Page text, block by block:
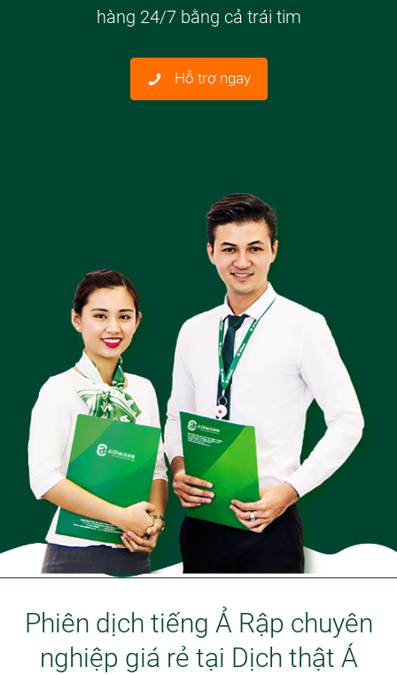
hàng 24/7 bằng cả trái tim
Hỗ trợ ngay
Phiên dịch tiếng Ả Rập chuyên
nghiệp giá rẻ tại Dịch thật Á